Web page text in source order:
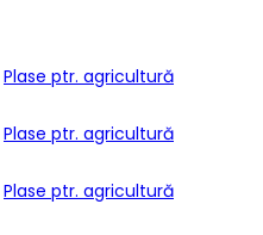
Plase ptr. agricultură
Plase ptr. agricultură
Plase ptr. agricultură